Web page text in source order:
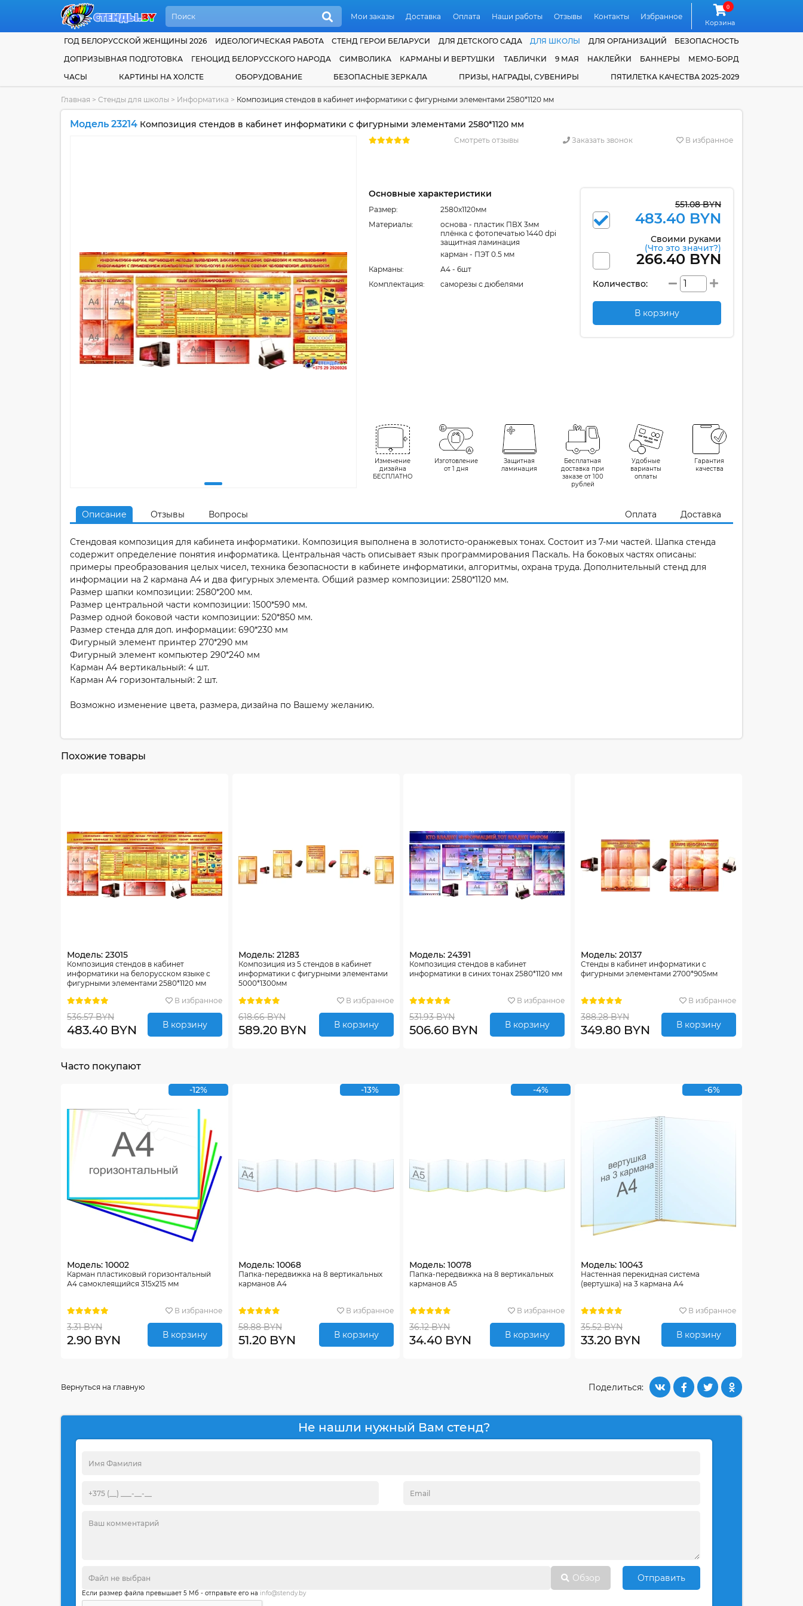
Мои заказы Доставка Оплата Наши работы Отзывы Контакты Избранное
0
Корзина
ГОД БЕЛОРУССКОЙ ЖЕНЩИНЫ 2026 ИДЕОЛОГИЧЕСКАЯ РАБОТА СТЕНД ГЕРОИ БЕЛАРУСИ ДЛЯ ДЕТСКОГО САДА ДЛЯ ШКОЛЫ ДЛЯ ОРГАНИЗАЦИЙ
БЕЗОПАСНОСТЬ
ДОПРИЗЫВНАЯ ПОДГОТОВКА
ГЕНОЦИД БЕЛОРУССКОГО НАРОДА СИМВОЛИКА КАРМАНЫ И ВЕРТУШКИ ТАБЛИЧКИ 9 МАЯ НАКЛЕЙКИ БАННЕРЫ
МЕМО-БОРД
ЧАСЫ
КАРТИНЫ НА ХОЛСТЕ ОБОРУДОВАНИЕ БЕЗОПАСНЫЕ ЗЕРКАЛА ПРИЗЫ, НАГРАДЫ, СУВЕНИРЫ ПЯТИЛЕТКА КАЧЕСТВА 2025-2029
Главная > Стенды для школы > Информатика > Композиция стендов в кабинет информатики с фигурными элементами 2580*1120 мм
Модель 23214 Композиция стендов в кабинет информатики с фигурными элементами 2580*1120 мм
Смотреть отзывы Заказать звонок В избранное
Основные характеристики
Размер:
2580x1120мм
Материалы:
основа - пластик ПВХ 3мм
плёнка с фотопечатью 1440 dpi
защитная ламинация
карман - ПЭТ 0.5 мм
Карманы:
А4 - 6шт
Комплектация:
cаморезы с дюбелями
551.08 BYN
483.40 BYN
Своими руками
(Что это значит?)
266.40 BYN
Количество:
В корзину
Изменение
дизайна
БЕСПЛАТНО
Изготовление
от 1 дня
Защитная
ламинация
Бесплатная
доставка при
заказе от 100
рублей
Удобные
варианты
оплаты
Гарантия
качества
Описание Отзывы Вопросы Оплата Доставка
Стендовая композиция для кабинета информатики. Композиция выполнена в золотисто-оранжевых тонах. Состоит из 7-ми частей. Шапка стенда
содержит определение понятия информатика. Центральная часть описывает язык программирования Паскаль. На боковых частях описаны:
примеры преобразования целых чисел, техника безопасности в кабинете информатики, алгоритмы, охрана труда. Дополнительный стенд для
информации на 2 кармана А4 и два фигурных элемента. Общий размер композиции: 2580*1120 мм.
Размер шапки композиции: 2580*200 мм.
Размер центральной части композиции: 1500*590 мм.
Размер одной боковой части композиции: 520*850 мм.
Размер стенда для доп. информации: 690*230 мм
Фигурный элемент принтер 270*290 мм
Фигурный элемент компьютер 290*240 мм
Карман А4 вертикальный: 4 шт.
Карман А4 горизонтальный: 2 шт.
Возможно изменение цвета, размера, дизайна по Вашему желанию.
Похожие товары
Модель: 23015
Композиция стендов в кабинет
информатики на белорусском языке с
фигурными элементами 2580*1120 мм
В избранное
536.57 BYN
483.40 BYN В корзину
Модель: 21283
Композиция из 5 стендов в кабинет
информатики с фигурными элементами
5000*1300мм
В избранное
618.66 BYN
589.20 BYN В корзину
Модель: 24391
Композиция стендов в кабинет
информатики в синих тонах 2580*1120 мм
В избранное
531.93 BYN
506.60 BYN В корзину
Модель: 20137
Стенды в кабинет информатики с
фигурными элементами 2700*905мм
В избранное
388.28 BYN
349.80 BYN В корзину
Часто покупают
-12%
Модель: 10002
Карман пластиковый горизонтальный
А4 самоклеящийся 315х215 мм
В избранное
3.31 BYN
2.90 BYN В корзину
-13%
Модель: 10068
Папка-передвижка на 8 вертикальных
карманов А4
В избранное
58.88 BYN
51.20 BYN В корзину
-4%
Модель: 10078
Папка-передвижка на 8 вертикальных
карманов А5
В избранное
36.12 BYN
34.40 BYN В корзину
-6%
Модель: 10043
Настенная перекидная система
(вертушка) на 3 кармана А4
В избранное
35.52 BYN
33.20 BYN В корзину
Поделиться:
Вернуться на главную
Не нашли нужный Вам стенд?
Обзор Отправить
Если размер файла превышает 5 Мб - отправьте его на info@stendy.by